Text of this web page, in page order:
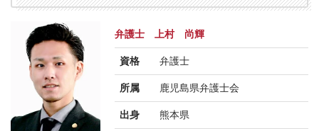
弁護士 上村 尚輝
資格 弁護士
所属 鹿児島県弁護士会
出身 熊本県